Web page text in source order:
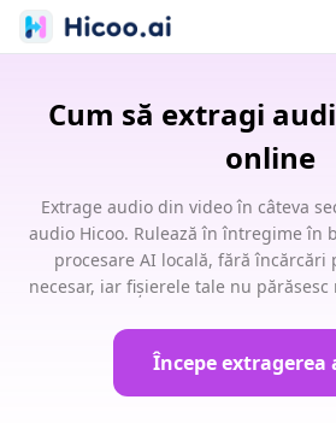
Cum să extragi
online
Extrage audio din video în câteva
audio Hicoo. Rulează în întregime în
procesare AI locală, fără încărcări
necesar, iar fișierele tale nu
Începe extragerea